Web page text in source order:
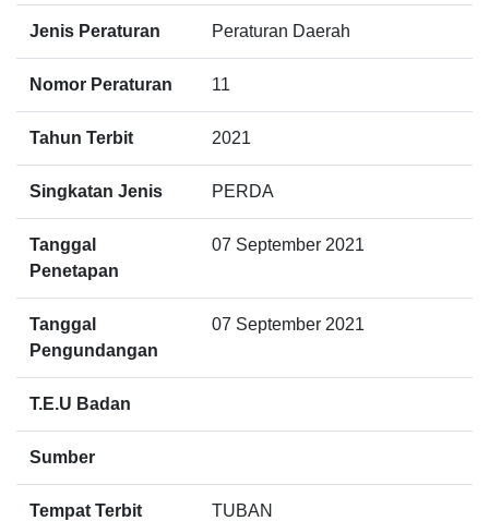
Jenis Peraturan Peraturan Daerah
Nomor Peraturan 11
Tahun Terbit 2021
Singkatan Jenis PERDA
Tanggal
Penetapan
07 September 2021
Tanggal
Pengundangan
07 September 2021
T.E.U Badan
Sumber
Tempat Terbit TUBAN